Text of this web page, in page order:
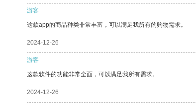
游客
这款app的商品种类非常丰富，可以满足我所有的购物需求。
2024-12-26
游客
这款软件的功能非常全面，可以满足我所有需求。
2024-12-26